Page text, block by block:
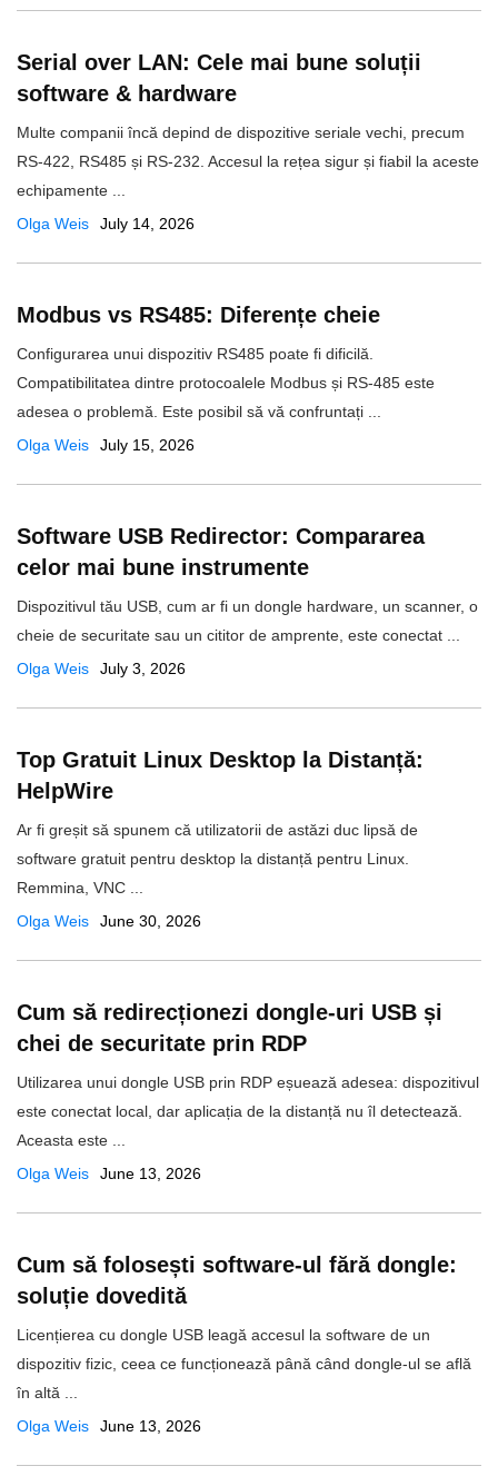
Serial over LAN: Cele mai bune soluții
software & hardware
Multe companii încă depind de dispozitive seriale vechi, precum
RS-422, RS485 și RS-232. Accesul la rețea sigur și fiabil la aceste
echipamente ...
Olga Weis
July 14, 2026
Modbus vs RS485: Diferențe cheie
Configurarea unui dispozitiv RS485 poate fi dificilă.
Compatibilitatea dintre protocoalele Modbus și RS-485 este
adesea o problemă. Este posibil să vă confruntați ...
Olga Weis
July 15, 2026
Software USB Redirector: Compararea
celor mai bune instrumente
Dispozitivul tău USB, cum ar fi un dongle hardware, un scanner, o
cheie de securitate sau un cititor de amprente, este conectat ...
Olga Weis
July 3, 2026
Top Gratuit Linux Desktop la Distanță:
HelpWire
Ar fi greșit să spunem că utilizatorii de astăzi duc lipsă de
software gratuit pentru desktop la distanță pentru Linux.
Remmina, VNC ...
Olga Weis
June 30, 2026
Cum să redirecționezi dongle-uri USB și
chei de securitate prin RDP
Utilizarea unui dongle USB prin RDP eșuează adesea: dispozitivul
este conectat local, dar aplicația de la distanță nu îl detectează.
Aceasta este ...
Olga Weis
June 13, 2026
Cum să folosești software-ul fără dongle:
soluție dovedită
Licențierea cu dongle USB leagă accesul la software de un
dispozitiv fizic, ceea ce funcționează până când dongle-ul se află
în altă ...
Olga Weis
June 13, 2026